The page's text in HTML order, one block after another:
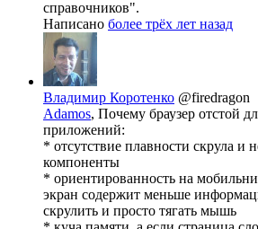
справочников".
Написано более трёх лет назад
Владимир Коротенко @firedragon
Adamos, Почему браузер отстой
приложений:
* отсутствие плавности скрула и
компоненты
* ориентированность на
экран содержит меньше
скрулить и просто тягать мышь